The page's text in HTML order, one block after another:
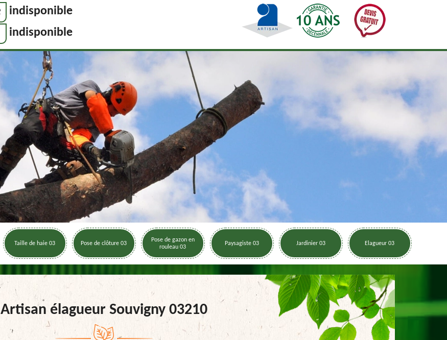
indisponible
indisponible
Taille de haie 03 Pose de clôture 03
Pose de gazon en
rouleau 03
Paysagiste 03 Jardinier 03 Elagueur 03
Artisan élagueur Souvigny 03210